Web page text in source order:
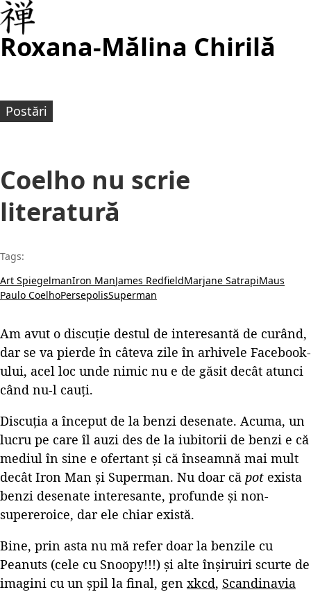
Roxana-Mălina Chirilă
Postări
Coelho nu scrie
literatură
Tags:
Art SpiegelmanIron ManJames RedfieldMarjane SatrapiMaus
Paulo CoelhoPersepolisSuperman
Am avut o discuție destul de interesantă de curând,
dar se va pierde în câteva zile în arhivele Facebook-
ului, acel loc unde nimic nu e de găsit decât atunci
când nu-l cauți.
Discuția a început de la benzi desenate. Acuma, un
lucru pe care îl auzi des de la iubitorii de benzi e că
mediul în sine e ofertant și că înseamnă mai mult
decât Iron Man și Superman. Nu doar că pot exista
benzi desenate interesante, profunde și non-
supereroice, dar ele chiar există.
Bine, prin asta nu mă refer doar la benzile cu
Peanuts (cele cu Snoopy!!!) și alte înșiruiri scurte de
imagini cu un șpil la final, gen xkcd, Scandinavia